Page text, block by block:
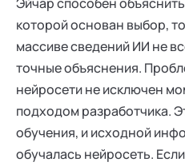
которой основан выбор,
массиве сведений ИИ не
точные объяснения.
нейросети не исключен
подходом разработчика.
обучения, и исходной
обучалась нейросеть.